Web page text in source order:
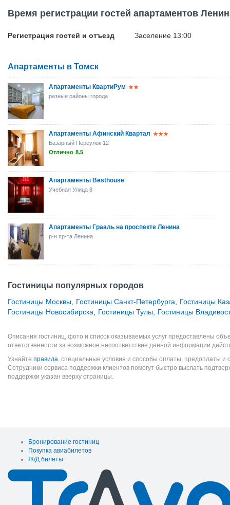
Время регистрации гостей апартаментов
Регистрация гостей и отъезд Заселение 13:00
Апартаменты в Томск
Апартаменты КвартиРум
разные районы города
Апартаменты Афинский Квартал
Базарный Переулок 12
Отлично 8.5
Апартаменты Besthouse
Учебная Улица 8
Апартаменты Грааль на проспекте Ленина
р-н пр-та Ленина
Гостиницы популярных городов
Гостиницы Москвы Гостиницы Санкт-Петербурга
Гостиницы
Гостиницы Новосибирска
Гостиницы Тулы Гостиницы
Описания гостиниц, фото и список оказываемых услуг предоставлены
ответственности за возможное несоответствие данной информации
Узнайте правила, специальные условия и способы оплаты, предоплаты и
Сотрудники сервиса поддержки клиентов помогут быстро выслать
поддержки указан вверху страницы.
Бронирование гостиниц
Покупка авиабилетов
Ж/Д билеты